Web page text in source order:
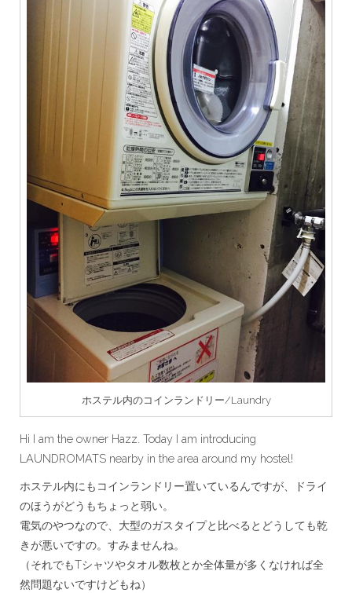
ホステル内のコインランドリー/Laundry
Hi I am the owner Hazz. Today I am introducing
LAUNDROMATS nearby in the area around my hostel!
ホステル内にもコインランドリー置いているんですが、ドライ
のほうがどうもちょっと弱い。
電気のやつなので、大型のガスタイプと比べるとどうしても乾
きが悪いですの。すみませんね。
（それでもTシャツやタオル数枚とか全体量が多くなければ全
然問題ないですけどもね）